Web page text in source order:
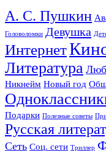
А. С. Пушкин
Головоломки Девушка
Интернет
Литература
Никнейм Новый год
Подарки Полезные советы
Русская
Сеть Соц. сети Триллер